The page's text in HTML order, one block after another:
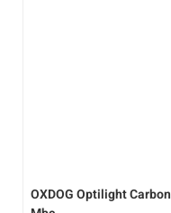
OXDOGOptilight Carbon